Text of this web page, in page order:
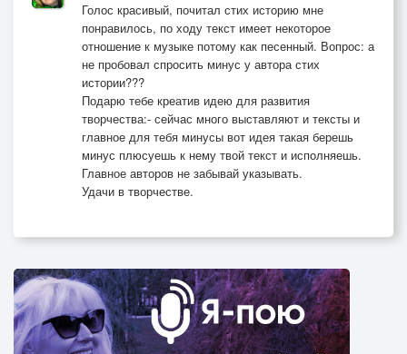
Голос красивый, почитал стих историю мне
понравилось, по ходу текст имеет некоторое
отношение к музыке потому как песенный. Вопрос: а
не пробовал спросить минус у автора стих
истории???
Подарю тебе креатив идею для развития
творчества:- сейчас много выставляют и тексты и
главное для тебя минусы вот идея такая берешь
минус плюсуешь к нему твой текст и исполняешь.
Главное авторов не забывай указывать.
Удачи в творчестве.